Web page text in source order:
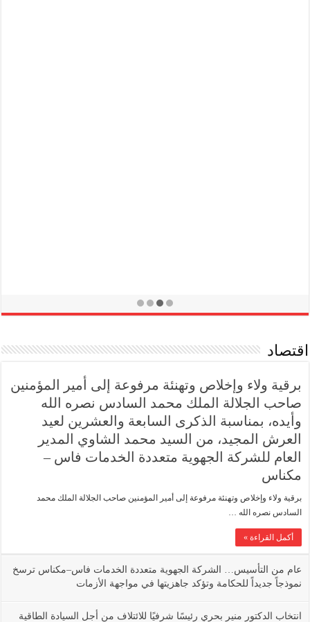
اقتصاد
برقية ولاء وإخلاص وتهنئة مرفوعة إلى أمير المؤمنين
صاحب الجلالة الملك محمد السادس نصره الله
وأيده، بمناسبة الذكرى السابعة والعشرين لعيد
العرش المجيد، من السيد محمد الشاوي المدير
العام للشركة الجهوية متعددة الخدمات فاس –
مكناس
برقية ولاء وإخلاص وتهنئة مرفوعة إلى أمير المؤمنين صاحب الجلالة الملك محمد
السادس نصره الله …
أكمل القراءة »
عام من التأسيس… الشركة الجهوية متعددة الخدمات فاس–مكناس ترسخ
نموذجاً جديداً للحكامة وتؤكد جاهزيتها في مواجهة الأزمات
انتخاب الدكتور منير بحري رئيسًا شرفيًا للائتلاف من أجل السيادة الطاقية